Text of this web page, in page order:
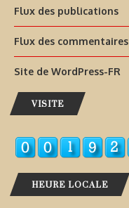
Flux des publications
Flux des commentaires
Site de WordPress-FR
VISITE
HEURE LOCALE